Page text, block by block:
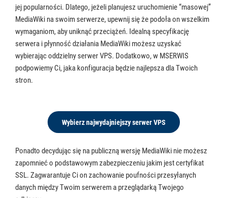
jej popularności. Dlatego, jeżeli planujesz uruchomienie “masowej”
MediaWiki na swoim serwerze, upewnij się że podoła on wszelkim
wymaganiom, aby uniknąć przeciążeń. Idealną specyfikację
serwera i płynność działania MediaWiki możesz uzyskać
wybierając oddzielny serwer VPS. Dodatkowo, w MSERWIS
podpowiemy Ci, jaka konfiguracja będzie najlepsza dla Twoich
stron.
Wybierz najwydajniejszy serwer VPS
Ponadto decydując się na publiczną wersję MediaWiki nie możesz
zapomnieć o podstawowym zabezpieczeniu jakim jest certyfikat
SSL. Zagwarantuje Ci on zachowanie poufności przesyłanych
danych między Twoim serwerem a przeglądarką Twojego